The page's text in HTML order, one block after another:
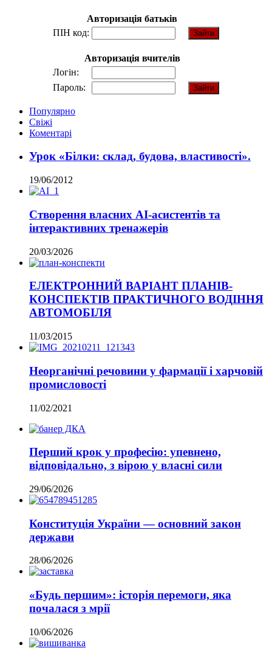
Авторизація батьків
ПІН код:
Авторизація вчителів
Логін:
Пароль:
Популярно
Свіжі
Коментарі
Урок «Білки: склад, будова, властивості».
19/06/2012
Створення власних AI-асистентів та
інтерактивних тренажерів
20/03/2026
ЕЛЕКТРОННИЙ ВАРІАНТ ПЛАНІВ-
КОНСПЕКТІВ ПРАКТИЧНОГО ВОДІННЯ
АВТОМОБІЛЯ
11/03/2015
Неорганічні речовини у фармації і харчовій
промисловості
11/02/2021
Перший крок у професію: упевнено,
відповідально, з вірою у власні сили
29/06/2026
Конституція України — основний закон
держави
28/06/2026
«Будь першим»: історія перемоги, яка
почалася з мрії
10/06/2026